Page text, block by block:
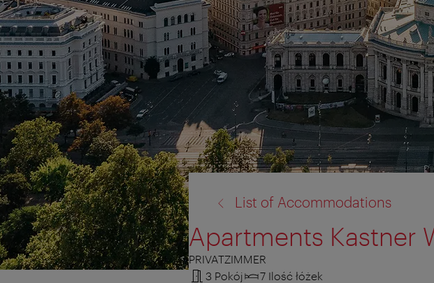
List of Accommodations
Apartments Kastner
PRIVATZIMMER
3 Pokój
7 Ilość łóżek